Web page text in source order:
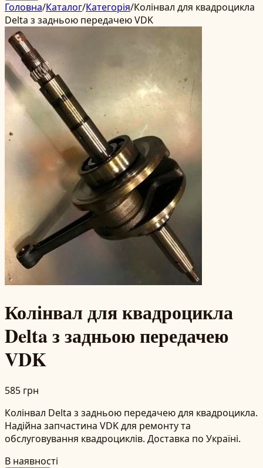
Головна/Каталог/Категорія/Колінвал для квадроцикла
Delta з задньою передачею VDK
Колінвал для квадроцикла
Delta з задньою передачею
VDK
585 грн
Колінвал Delta з задньою передачею для квадроцикла.
Надійна запчастина VDK для ремонту та
обслуговування квадроциклів. Доставка по Україні.
В наявності